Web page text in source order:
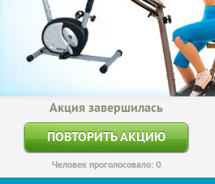
Акция завершилась
ПОВТОРИТЬ АКЦИЮ
Человек проголосовало: 0